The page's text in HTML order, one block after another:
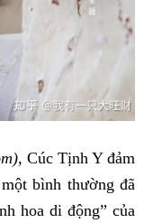
Cúc Tịnh Y đảm
bình thường đã
hoa di động” của